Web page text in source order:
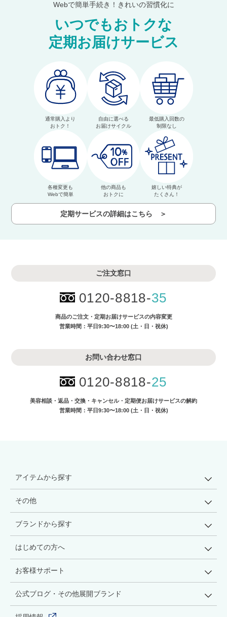
Webで簡単手続き！きれいの習慣化に
いつでもおトクな
定期お届けサービス
通常購入より
おトク！
自由に選べる
お届けサイクル
最低購入回数の
制限なし
各種変更も
Webで簡単
他の商品も
おトクに
嬉しい特典が
たくさん！
定期サービスの詳細はこちら ＞
ご注文窓口
0120-8818-35
商品のご注文・ 定期お届けサービスの内容変更
営業時間：平日9:30〜18:00 (土・日・祝休)
お問い合わせ窓口
0120-8818-25
美容相談・返品・交換・キャンセル・ 定期便お届けサービスの解約
営業時間：平日9:30〜18:00 (土・日・祝休)
アイテムから探す
その他
ブランドから探す
はじめての方へ
お客様サポート
公式ブログ・その他展開ブランド